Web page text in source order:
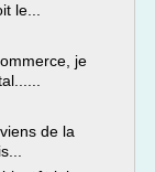
le...
je
de la